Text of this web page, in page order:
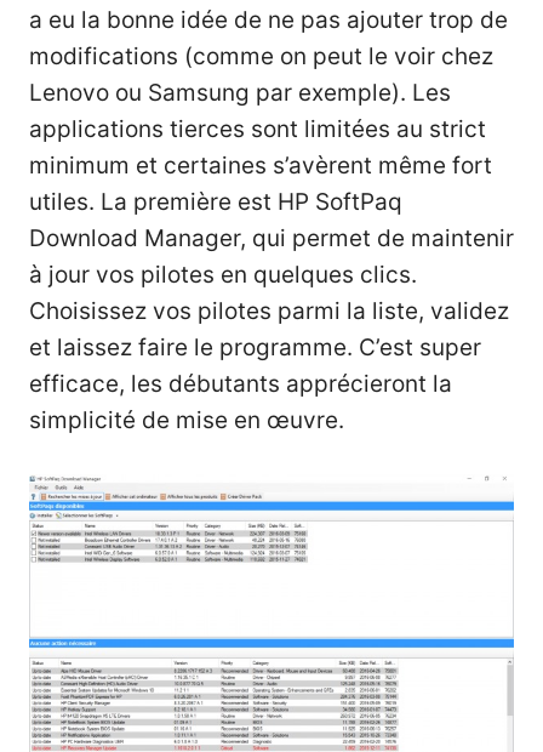
a eu la bonne idée de ne pas ajouter trop de
modifications (comme on peut le voir chez
Lenovo ou Samsung par exemple). Les
applications tierces sont limitées au strict
minimum et certaines s’avèrent même fort
utiles. La première est HP SoftPaq
Download Manager, qui permet de maintenir
à jour vos pilotes en quelques clics.
Choisissez vos pilotes parmi la liste, validez
et laissez faire le programme. C’est super
efficace, les débutants apprécieront la
simplicité de mise en œuvre.